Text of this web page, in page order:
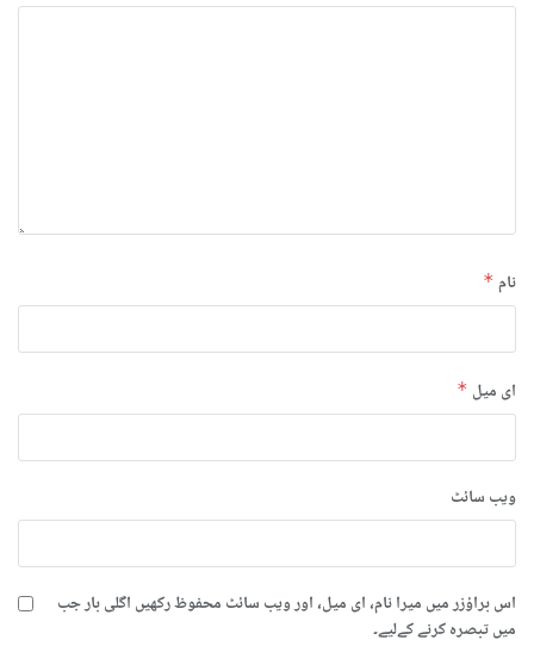
نام *
ای میل *
ویب‌ سائٹ
اس براؤزر میں میرا نام، ای میل، اور ویب سائٹ محفوظ رکھیں اگلی بار جب
میں تبصرہ کرنے کےلیے۔